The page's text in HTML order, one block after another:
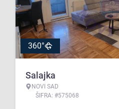
360°
Salajka
NOVI SAD
ŠIFRA: #575068